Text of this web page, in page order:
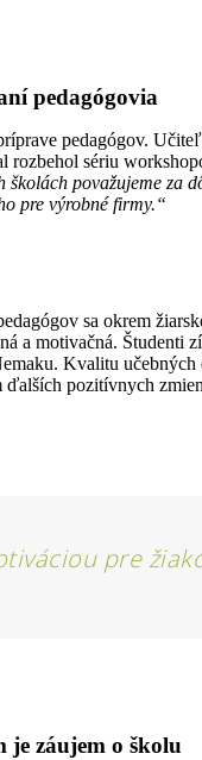
pedagógovia
pedagógov.
sériu
školách považujeme za
pre výrobné firmy.“
sa okrem
a motivačná. Študenti
Kvalitu
ďalších pozitívnych
pre
je záujem o školu